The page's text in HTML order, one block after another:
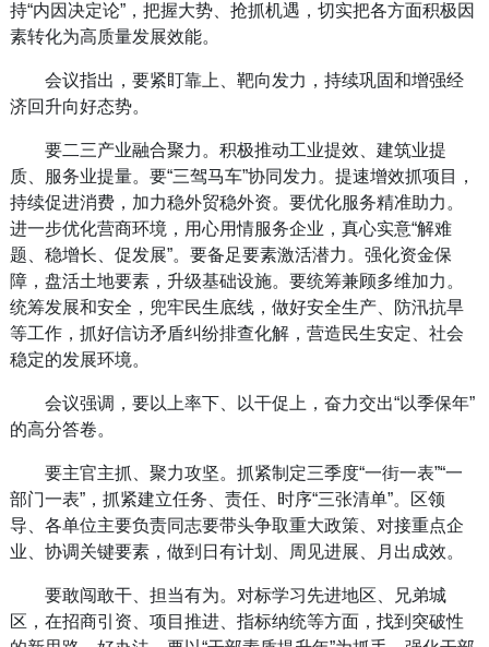
持“内因决定论”，把握大势、抢抓机遇，切实把各方面积极因
素转化为高质量发展效能。
会议指出，要紧盯靠上、靶向发力，持续巩固和增强经
济回升向好态势。
要二三产业融合聚力。积极推动工业提效、建筑业提
质、服务业提量。要“三驾马车”协同发力。提速增效抓项目，
持续促进消费，加力稳外贸稳外资。要优化服务精准助力。
进一步优化营商环境，用心用情服务企业，真心实意“解难
题、稳增长、促发展”。要备足要素激活潜力。强化资金保
障，盘活土地要素，升级基础设施。要统筹兼顾多维加力。
统筹发展和安全，兜牢民生底线，做好安全生产、防汛抗旱
等工作，抓好信访矛盾纠纷排查化解，营造民生安定、社会
稳定的发展环境。
会议强调，要以上率下、以干促上，奋力交出“以季保年”
的高分答卷。
要主官主抓、聚力攻坚。抓紧制定三季度“一街一表”“一
部门一表”，抓紧建立任务、责任、时序“三张清单”。区领
导、各单位主要负责同志要带头争取重大政策、对接重点企
业、协调关键要素，做到日有计划、周见进展、月出成效。
要敢闯敢干、担当有为。对标学习先进地区、兄弟城
区，在招商引资、项目推进、指标纳统等方面，找到突破性